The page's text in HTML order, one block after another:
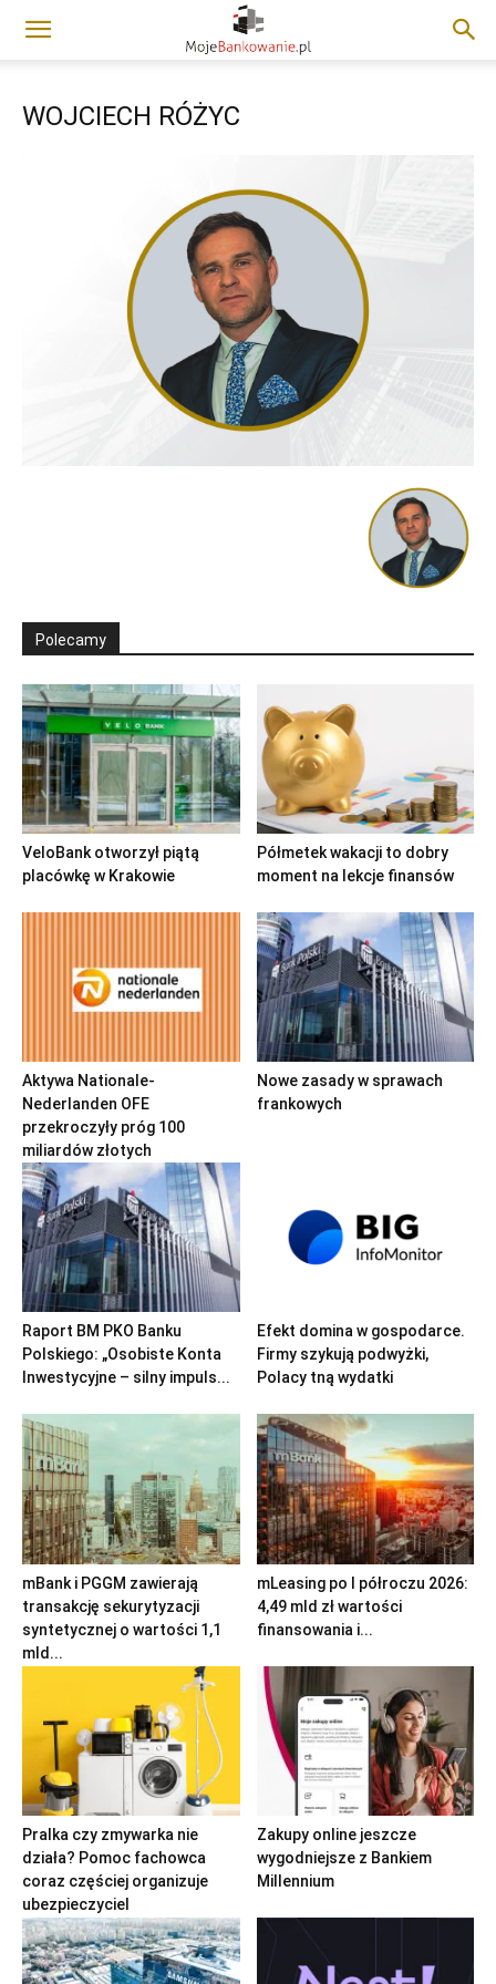
WOJCIECH RÓŻYC
Polecamy
VeloBank otworzył piątą
placówkę w Krakowie
Półmetek wakacji to dobry
moment na lekcje finansów
Aktywa Nationale-
Nederlanden OFE
przekroczyły próg 100
miliardów złotych
Nowe zasady w sprawach
frankowych
Raport BM PKO Banku
Polskiego: „Osobiste Konta
Inwestycyjne – silny impuls...
Efekt domina w gospodarce.
Firmy szykują podwyżki,
Polacy tną wydatki
mBank i PGGM zawierają
transakcję sekurytyzacji
syntetycznej o wartości 1,1
mld...
mLeasing po I półroczu 2026:
4,49 mld zł wartości
finansowania i...
Pralka czy zmywarka nie
działa? Pomoc fachowca
coraz częściej organizuje
ubezpieczyciel
Zakupy online jeszcze
wygodniejsze z Bankiem
Millennium